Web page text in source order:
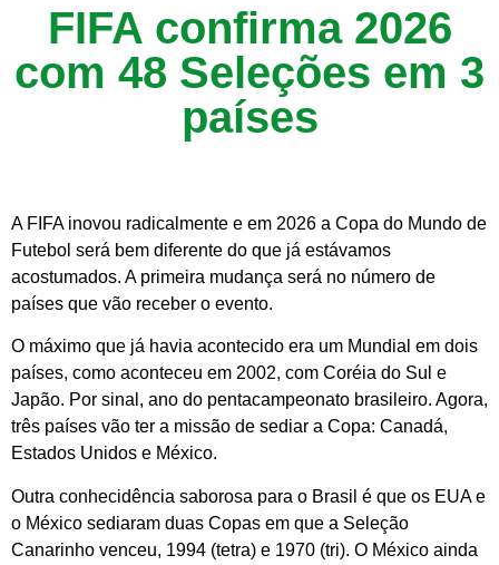
FIFA confirma 2026
com 48 Seleções em 3
países
A FIFA inovou radicalmente e em 2026 a Copa do Mundo de
Futebol será bem diferente do que já estávamos
acostumados. A primeira mudança será no número de
países que vão receber o evento.
O máximo que já havia acontecido era um Mundial em dois
países, como aconteceu em 2002, com Coréia do Sul e
Japão. Por sinal, ano do pentacampeonato brasileiro. Agora,
três países vão ter a missão de sediar a Copa: Canadá,
Estados Unidos e México.
Outra conhecidência saborosa para o Brasil é que os EUA e
o México sediaram duas Copas em que a Seleção
Canarinho venceu, 1994 (tetra) e 1970 (tri). O México ainda